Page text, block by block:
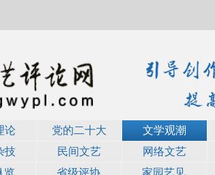
论 党的二十大 文学观潮
技
民间文艺 网络文艺
览 省级评协 家园艺见